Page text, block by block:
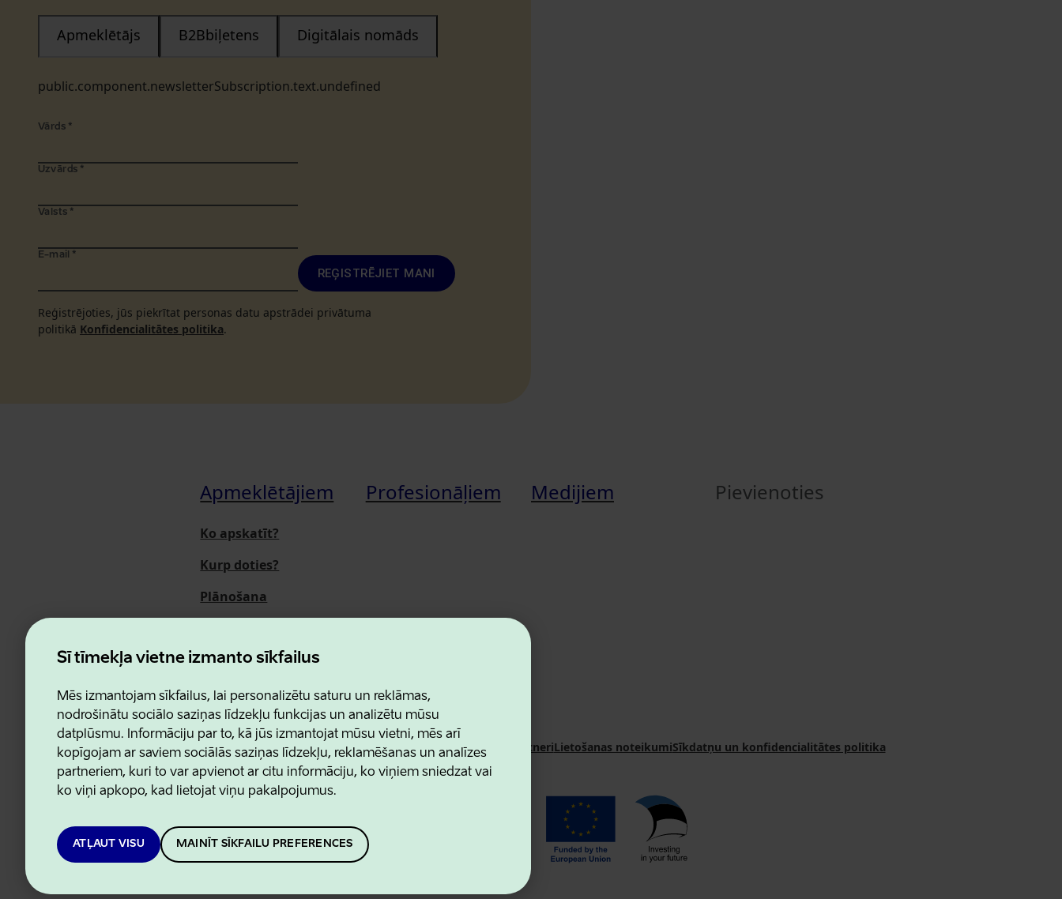
Šī tīmekļa vietne izmanto sīkfailus
Mēs izmantojam sīkfailus, lai personalizētu saturu un reklāmas,
nodrošinātu sociālo saziņas līdzekļu funkcijas un analizētu mūsu
datplūsmu. Informāciju par to, kā jūs izmantojat mūsu vietni, mēs arī
kopīgojam ar saviem sociālās saziņas līdzekļu, reklamēšanas un analīzes
partneriem, kuri to var apvienot ar citu informāciju, ko viņiem sniedzat vai
ko viņi apkopo, kad lietojat viņu pakalpojumus.
ATĻAUT VISU MAINĪT SĪKFAILU PREFERENCES
public.component.newsletterSubscription.text.undefined
Apmeklētājs B2Bbiļetens Digitālais nomāds
Vārds *
Uzvārds *
Valsts *
E-mail *
REĢISTRĒJIET MANI
Reģistrējoties, jūs piekrītat personas datu apstrādei privātuma
politikā Konfidencialitātes politika.
Apmeklētājiem
Ko apskatīt?
Kurp doties?
Plānošana
Par mums
Profesionāļiem Medijiem Pievienoties
Estonian Business and Innovation AgencyKontaktiSadarbības partneriLietošanas noteikumiSīkdatņu un konfidencialitātes politika